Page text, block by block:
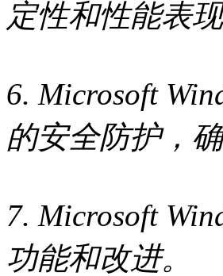
定性和性能表现
6. Microsoft
的安全防护，
7. Microsoft
功能和改进。